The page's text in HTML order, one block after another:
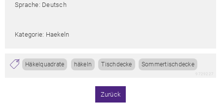
Sprache: Deutsch
Kategorie: Haekeln
Häkelquadrate häkeln Tischdecke Sommertischdecke
Zurück